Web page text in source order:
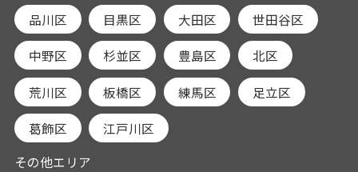
品川区 目黒区 大田区 世田谷区
中野区 杉並区 豊島区 北区
荒川区 板橋区 練馬区 足立区
葛飾区
江戸川区
その他エリア